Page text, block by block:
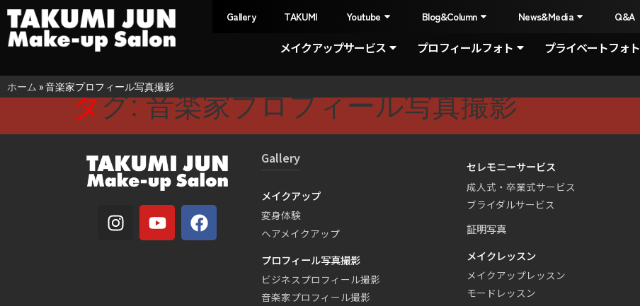
Gallery TAKUMI Youtube Blog&Column News&Media Q&A
メイクアップサービス プロフィールフォト プライベートフォト
ホーム »音楽家プロフィール写真撮影
タグ:音楽家プロフィール写真撮影
Gallery
メイクアップ
変身体験
ヘアメイクアップ
プロフィール写真撮影
ビジネスプロフィール撮影
音楽家プロフィール撮影
セレモニーサービス
成人式・卒業式サービス
ブライダルサービス
証明写真
メイクレッスン
メイクアップレッスン
モードレッスン